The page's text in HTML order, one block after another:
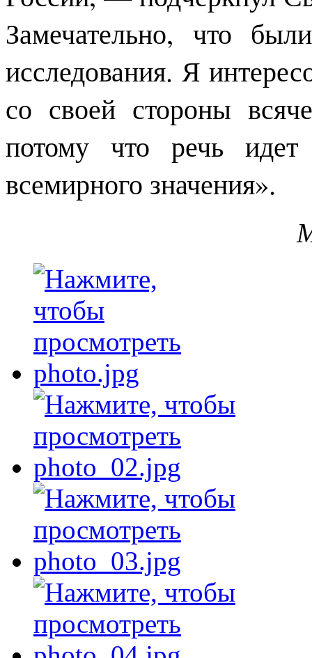
Замечательно, что
исследования. Я
со своей стороны
потому что речь идет
всемирного значения».